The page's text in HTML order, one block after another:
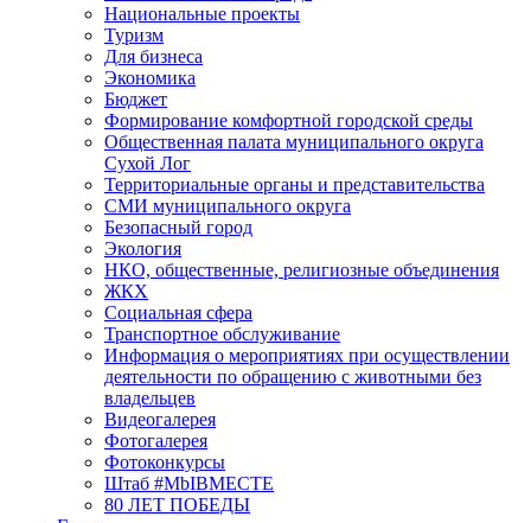
Национальные проекты
Туризм
Для бизнеса
Экономика
Бюджет
Формирование комфортной городской среды
Общественная палата муниципального округа
Сухой Лог
Территориальные органы и представительства
СМИ муниципального округа
Безопасный город
Экология
НКО, общественные, религиозные объединения
ЖКХ
Социальная сфера
Транспортное обслуживание
Информация о мероприятиях при осуществлении
деятельности по обращению с животными без
владельцев
Видеогалерея
Фотогалерея
Фотоконкурсы
Штаб #MbIBMECTE
80 ЛЕТ ПОБЕДЫ